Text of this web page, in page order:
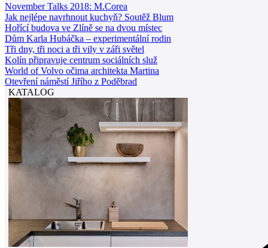
November Talks 2018: M.Corea
Jak nejlépe navrhnout kuchyň? Soutěž Blum
Hořící budova ve Zlíně se na dvou místec
Dům Karla Hubáčka – experimentální rodin
Tři dny, tři noci a tři vily v záři světel
Kolín připravuje centrum sociálních služ
World of Volvo očima architekta Martina
Otevření náměstí Jiřího z Poděbrad
KATALOG